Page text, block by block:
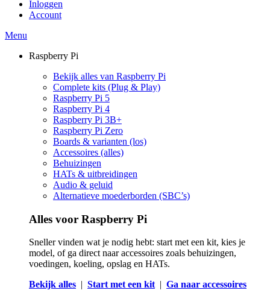
Inloggen
Account
Menu
Raspberry Pi
Bekijk alles van Raspberry Pi
Complete kits (Plug & Play)
Raspberry Pi 5
Raspberry Pi 4
Raspberry Pi 3B+
Raspberry Pi Zero
Boards & varianten (los)
Accessoires (alles)
Behuizingen
HATs & uitbreidingen
Audio & geluid
Alternatieve moederborden (SBC’s)
Alles voor Raspberry Pi
Sneller vinden wat je nodig hebt: start met een kit, kies je
model, of ga direct naar accessoires zoals behuizingen,
voedingen, koeling, opslag en HATs.
Bekijk alles | Start met een kit| Ga naar accessoires